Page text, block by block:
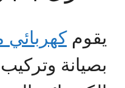
يقومكهربائي
بصيانة